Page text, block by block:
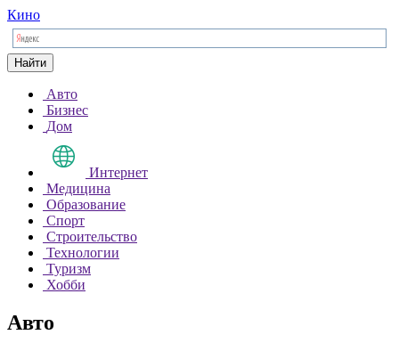
Кино
Найти
Авто
Бизнес
Дом
Интернет
Медицина
Образование
Спорт
Строительство
Технологии
Туризм
Хобби
Авто